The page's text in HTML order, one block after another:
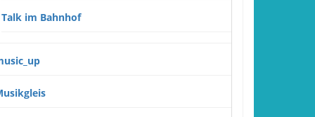
Talk im Bahnhof